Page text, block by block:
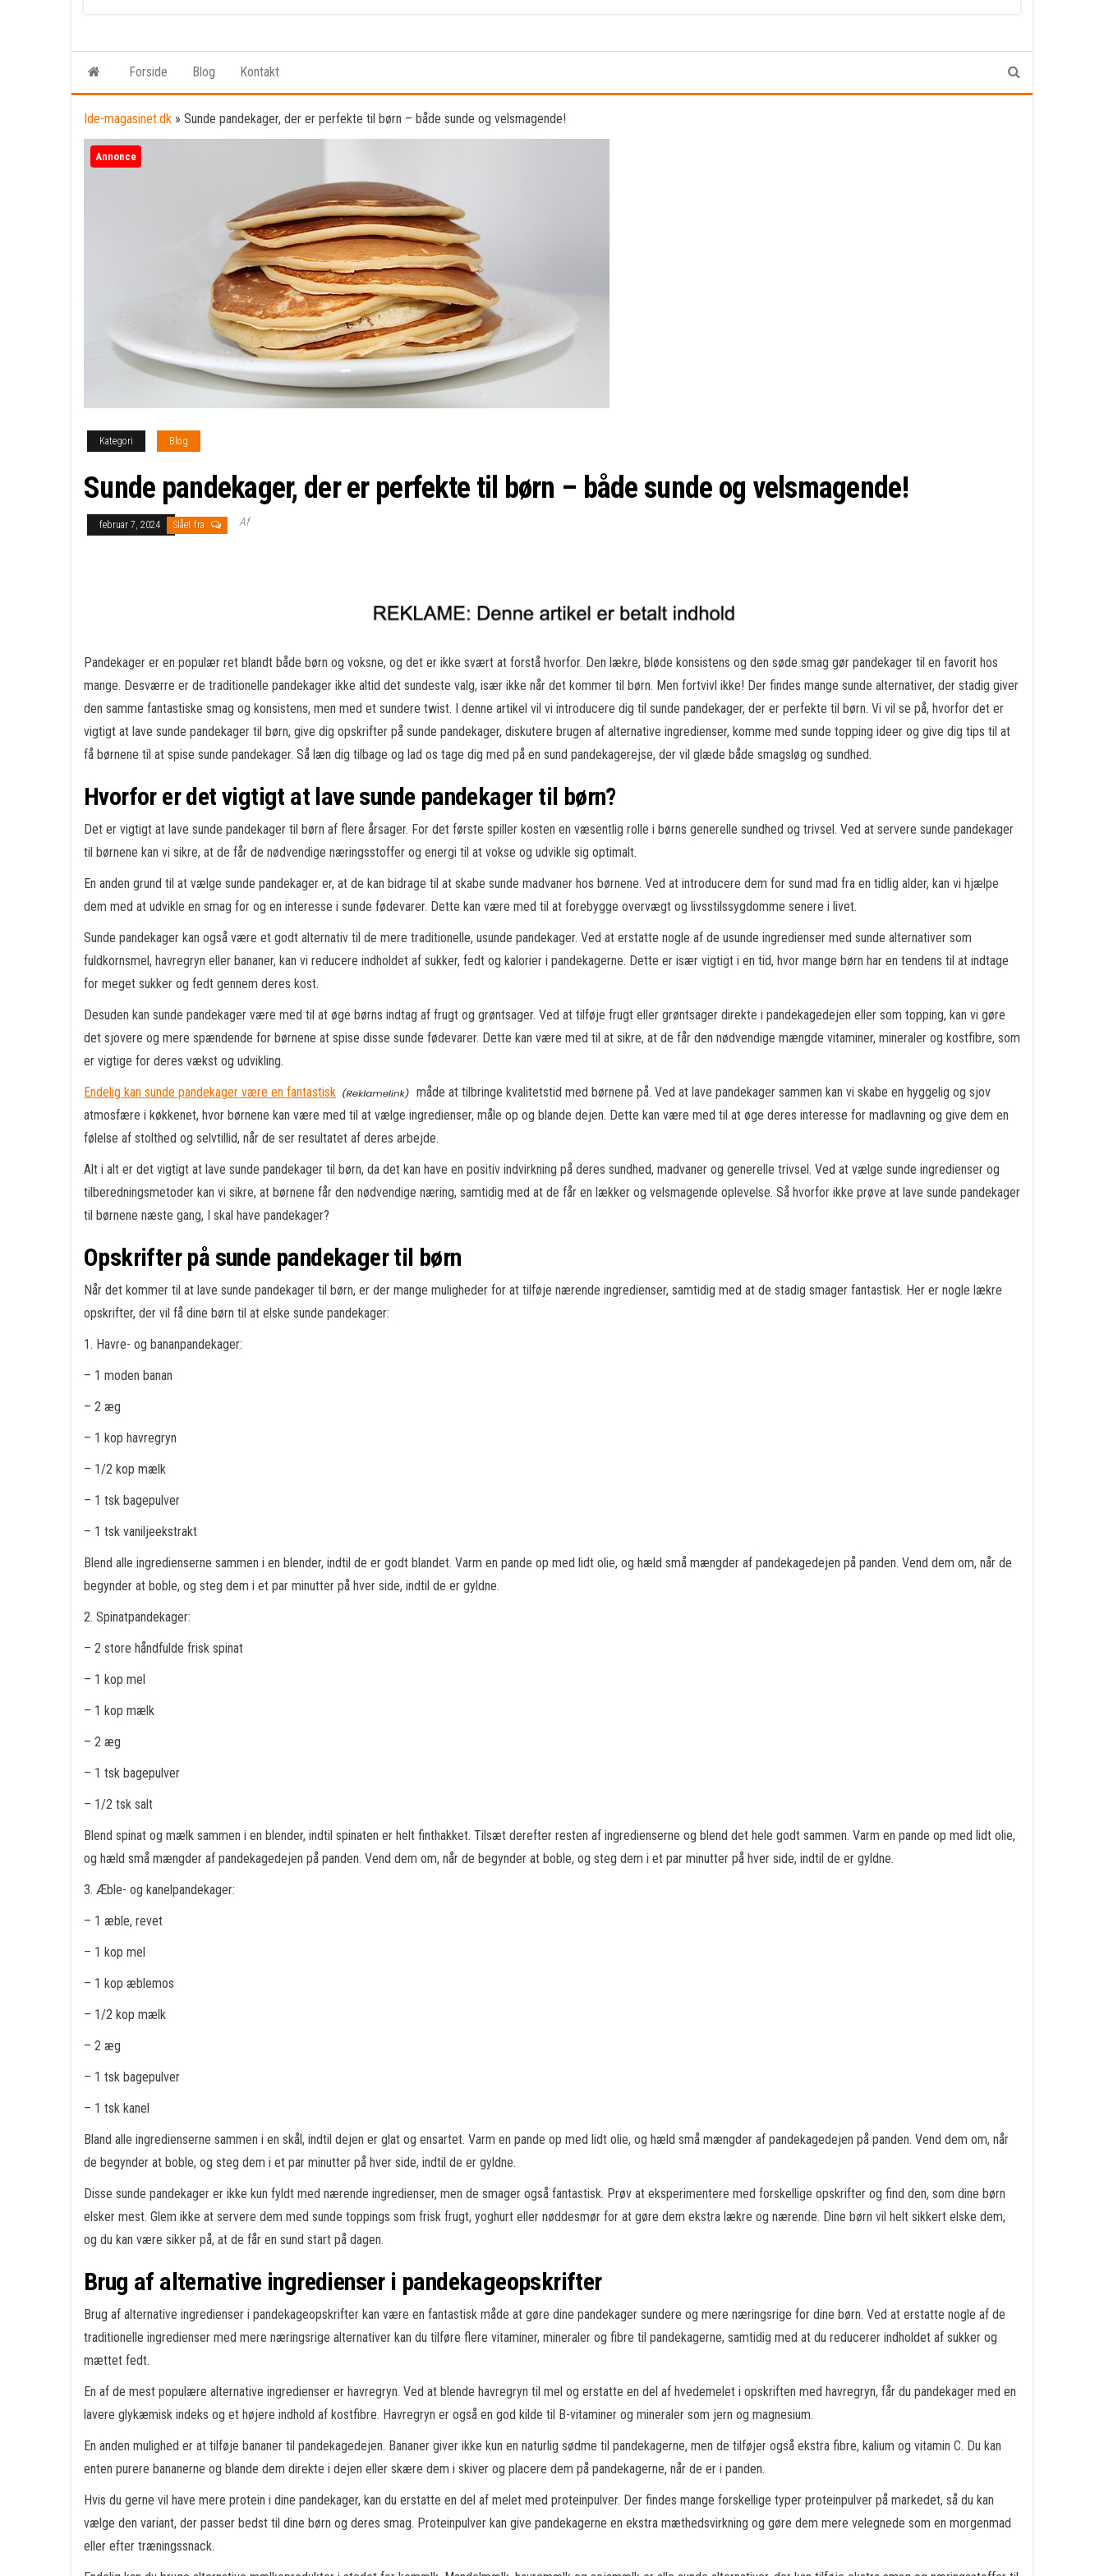
Forside Blog Kontakt
Ide-magasinet.dk » Sunde pandekager, der er perfekte til børn – både sunde og velsmagende!
Annonce
Kategori Blog
Sunde pandekager, der er perfekte til børn – både sunde og velsmagende!
februar 7, 2024 Slået fra Af
Pandekager er en populær ret blandt både børn og voksne, og det er ikke svært at forstå hvorfor. Den lækre, bløde konsistens og den søde smag gør pandekager til en favorit hos
mange. Desværre er de traditionelle pandekager ikke altid det sundeste valg, især ikke når det kommer til børn. Men fortvivl ikke! Der findes mange sunde alternativer, der stadig giver
den samme fantastiske smag og konsistens, men med et sundere twist. I denne artikel vil vi introducere dig til sunde pandekager, der er perfekte til børn. Vi vil se på, hvorfor det er
vigtigt at lave sunde pandekager til børn, give dig opskrifter på sunde pandekager, diskutere brugen af alternative ingredienser, komme med sunde topping ideer og give dig tips til at
få børnene til at spise sunde pandekager. Så læn dig tilbage og lad os tage dig med på en sund pandekagerejse, der vil glæde både smagsløg og sundhed.
Hvorfor er det vigtigt at lave sunde pandekager til børn?
Det er vigtigt at lave sunde pandekager til børn af flere årsager. For det første spiller kosten en væsentlig rolle i børns generelle sundhed og trivsel. Ved at servere sunde pandekager
til børnene kan vi sikre, at de får de nødvendige næringsstoffer og energi til at vokse og udvikle sig optimalt.
En anden grund til at vælge sunde pandekager er, at de kan bidrage til at skabe sunde madvaner hos børnene. Ved at introducere dem for sund mad fra en tidlig alder, kan vi hjælpe
dem med at udvikle en smag for og en interesse i sunde fødevarer. Dette kan være med til at forebygge overvægt og livsstilssygdomme senere i livet.
Sunde pandekager kan også være et godt alternativ til de mere traditionelle, usunde pandekager. Ved at erstatte nogle af de usunde ingredienser med sunde alternativer som
fuldkornsmel, havregryn eller bananer, kan vi reducere indholdet af sukker, fedt og kalorier i pandekagerne. Dette er især vigtigt i en tid, hvor mange børn har en tendens til at indtage
for meget sukker og fedt gennem deres kost.
Desuden kan sunde pandekager være med til at øge børns indtag af frugt og grøntsager. Ved at tilføje frugt eller grøntsager direkte i pandekagedejen eller som topping, kan vi gøre
det sjovere og mere spændende for børnene at spise disse sunde fødevarer. Dette kan være med til at sikre, at de får den nødvendige mængde vitaminer, mineraler og kostfibre, som
er vigtige for deres vækst og udvikling.
Endelig kan sunde pandekager være en fantastisk
måde at tilbringe kvalitetstid med børnene på. Ved at lave pandekager sammen kan vi skabe en hyggelig og sjov
atmosfære i køkkenet, hvor børnene kan være med til at vælge ingredienser, måle op og blande dejen. Dette kan være med til at øge deres interesse for madlavning og give dem en
følelse af stolthed og selvtillid, når de ser resultatet af deres arbejde.
Alt i alt er det vigtigt at lave sunde pandekager til børn, da det kan have en positiv indvirkning på deres sundhed, madvaner og generelle trivsel. Ved at vælge sunde ingredienser og
tilberedningsmetoder kan vi sikre, at børnene får den nødvendige næring, samtidig med at de får en lækker og velsmagende oplevelse. Så hvorfor ikke prøve at lave sunde pandekager
til børnene næste gang, I skal have pandekager?
Opskrifter på sunde pandekager til børn
Når det kommer til at lave sunde pandekager til børn, er der mange muligheder for at tilføje nærende ingredienser, samtidig med at de stadig smager fantastisk. Her er nogle lækre
opskrifter, der vil få dine børn til at elske sunde pandekager:
1. Havre- og bananpandekager:
– 1 moden banan
– 2 æg
– 1 kop havregryn
– 1/2 kop mælk
– 1 tsk bagepulver
– 1 tsk vaniljeekstrakt
Blend alle ingredienserne sammen i en blender, indtil de er godt blandet. Varm en pande op med lidt olie, og hæld små mængder af pandekagedejen på panden. Vend dem om, når de
begynder at boble, og steg dem i et par minutter på hver side, indtil de er gyldne.
2. Spinatpandekager:
– 2 store håndfulde frisk spinat
– 1 kop mel
– 1 kop mælk
– 2 æg
– 1 tsk bagepulver
– 1/2 tsk salt
Blend spinat og mælk sammen i en blender, indtil spinaten er helt finthakket. Tilsæt derefter resten af ingredienserne og blend det hele godt sammen. Varm en pande op med lidt olie,
og hæld små mængder af pandekagedejen på panden. Vend dem om, når de begynder at boble, og steg dem i et par minutter på hver side, indtil de er gyldne.
3. Æble- og kanelpandekager:
– 1 æble, revet
– 1 kop mel
– 1 kop æblemos
– 1/2 kop mælk
– 2 æg
– 1 tsk bagepulver
– 1 tsk kanel
Bland alle ingredienserne sammen i en skål, indtil dejen er glat og ensartet. Varm en pande op med lidt olie, og hæld små mængder af pandekagedejen på panden. Vend dem om, når
de begynder at boble, og steg dem i et par minutter på hver side, indtil de er gyldne.
Disse sunde pandekager er ikke kun fyldt med nærende ingredienser, men de smager også fantastisk. Prøv at eksperimentere med forskellige opskrifter og find den, som dine børn
elsker mest. Glem ikke at servere dem med sunde toppings som frisk frugt, yoghurt eller nøddesmør for at gøre dem ekstra lækre og nærende. Dine børn vil helt sikkert elske dem,
og du kan være sikker på, at de får en sund start på dagen.
Brug af alternative ingredienser i pandekageopskrifter
Brug af alternative ingredienser i pandekageopskrifter kan være en fantastisk måde at gøre dine pandekager sundere og mere næringsrige for dine børn. Ved at erstatte nogle af de
traditionelle ingredienser med mere næringsrige alternativer kan du tilføre flere vitaminer, mineraler og fibre til pandekagerne, samtidig med at du reducerer indholdet af sukker og
mættet fedt.
En af de mest populære alternative ingredienser er havregryn. Ved at blende havregryn til mel og erstatte en del af hvedemelet i opskriften med havregryn, får du pandekager med en
lavere glykæmisk indeks og et højere indhold af kostfibre. Havregryn er også en god kilde til B-vitaminer og mineraler som jern og magnesium.
En anden mulighed er at tilføje bananer til pandekagedejen. Bananer giver ikke kun en naturlig sødme til pandekagerne, men de tilføjer også ekstra fibre, kalium og vitamin C. Du kan
enten purere bananerne og blande dem direkte i dejen eller skære dem i skiver og placere dem på pandekagerne, når de er i panden.
Hvis du gerne vil have mere protein i dine pandekager, kan du erstatte en del af melet med proteinpulver. Der findes mange forskellige typer proteinpulver på markedet, så du kan
vælge den variant, der passer bedst til dine børn og deres smag. Proteinpulver kan give pandekagerne en ekstra mæthedsvirkning og gøre dem mere velegnede som en morgenmad
eller efter træningssnack.